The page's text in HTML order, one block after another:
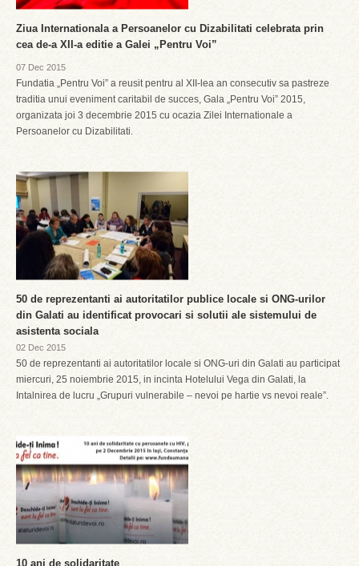
Ziua Internationala a Persoanelor cu Dizabilitati celebrata prin
cea de-a XII-a editie a Galei „Pentru Voi”
07 Dec 2015
Fundatia „Pentru Voi” a reusit pentru al XII-lea an consecutiv sa pastreze
traditia unui eveniment caritabil de succes, Gala „Pentru Voi” 2015,
organizata joi 3 decembrie 2015 cu ocazia Zilei Internationale a
Persoanelor cu Dizabilitati.
50 de reprezentanti ai autoritatilor publice locale si ONG-urilor
din Galati au identificat provocari si solutii ale sistemului de
asistenta sociala
02 Dec 2015
50 de reprezentanti ai autoritatilor locale si ONG-uri din Galati au participat
miercuri, 25 noiembrie 2015, in incinta Hotelului Vega din Galati, la
Intalnirea de lucru „Grupuri vulnerabile – nevoi pe hartie vs nevoi reale”.
10 ani de solidaritate